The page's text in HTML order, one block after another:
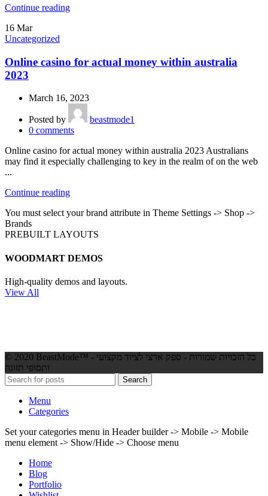
Continue reading
16 Mar
Uncategorized
Online casino for actual money within australia
2023
March 16, 2023
Posted by
beastmode1
0 comments
Online casino for actual money within australia 2023 Australians
may find it especially challenging to key in the realm of on the web
...
Continue reading
You must select your brand attribute in Theme Settings -> Shop ->
Brands
PREBUILT LAYOUTS
WOODMART DEMOS
High-quality demos and layouts.
View All
© 2020 BeastMode™ - כל הזכויות שמורות - ספק ארצי לציוד מקצועי
ותסופי תזונה
Search
Menu
Categories
Set your categories menu in Header builder -> Mobile -> Mobile
menu element -> Show/Hide -> Choose menu
Home
Blog
Portfolio